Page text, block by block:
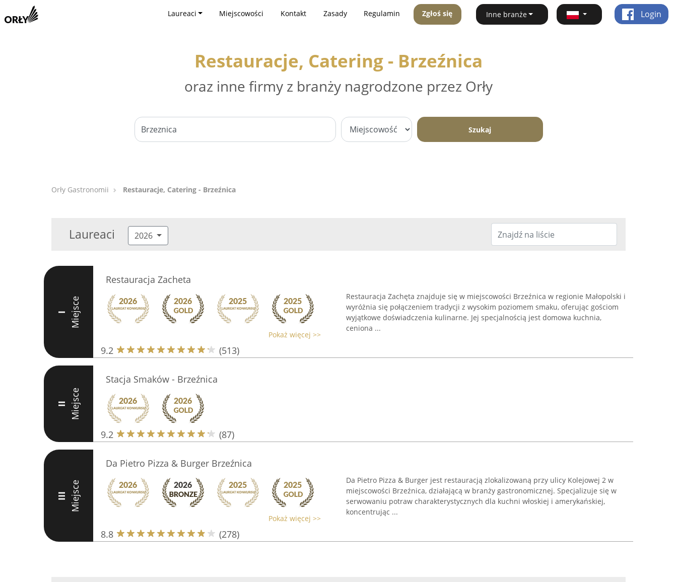
Laureaci Miejscowości Kontakt Zasady Regulamin Zgłoś się Inne branże Login
Restauracje, Catering - Brzeźnica
oraz inne firmy z branży nagrodzone przez Orły
Szukaj
Orły Gastronomii Restauracje, Catering - Brzeźnica
Laureaci 2026
I Miejsce
Restauracja Zacheta
Pokaż więcej >>
9.2 (513)
Restauracja Zachęta znajduje się w miejscowości Brzeźnica w regionie Małopolski i
wyróżnia się połączeniem tradycji z wysokim poziomem smaku, oferując gościom
wyjątkowe doświadczenia kulinarne. Jej specjalnością jest domowa kuchnia,
ceniona ...
II Miejsce
Stacja Smaków - Brzeźnica
9.2 (87)
III Miejsce
Da Pietro Pizza & Burger Brzeźnica
Pokaż więcej >>
8.8 (278)
Da Pietro Pizza & Burger jest restauracją zlokalizowaną przy ulicy Kolejowej 2 w
miejscowości Brzeźnica, działającą w branży gastronomicznej. Specjalizuje się w
serwowaniu potraw charakterystycznych dla kuchni włoskiej i amerykańskiej,
koncentrując ...